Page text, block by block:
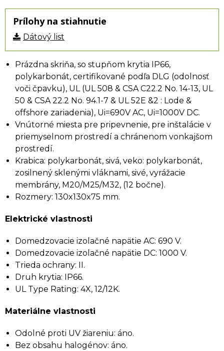
Prílohy na stiahnutie
Dátový list
Prázdna skriňa, so stupňom krytia IP66,
polykarbonát, certifikované podľa DLG (odolnosť
voči čpavku), UL (UL 508 & CSA C22.2 No. 14-13, UL
50 & CSA 22.2 No. 94.1-7 & UL 52E &2 : Lode &
offshore zariadenia), Ui=690V AC, Ui=1000V DC.
Vnútorné miesta pre pripevnenie, pre inštalácie v
priemyselnom prostredí a chránenom vonkajšom
prostredí.
Krabica: polykarbonát, sivá, veko: polykarbonát,
zosilnený sklenými vláknami, sivé, vyrážacie
membrány, M20/M25/M32, (12 bočne).
Rozmery: 130x130x75 mm.
Elektrické vlastnosti
Domedzovacie izolačné napätie AC: 690 V.
Domedzovacie izolačné napätie DC: 1000 V.
Trieda ochrany: II.
Druh krytia: IP66.
UL Type Rating: 4X, 12/12K.
Materiálne vlastnosti
Odolné proti UV žiareniu: áno.
Bez obsahu halogénov: áno.